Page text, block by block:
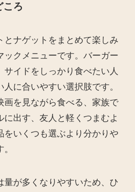
ころ
とナゲットをまとめて楽しみ
ックメニューです。バーガー
サイドをしっかり食べたい人
に合いやすい選択肢です。
画を見ながら食べる、家族で
に出す、友人と軽くつまむよ
をいくつも選ぶより分かりや
量が多くなりやすいため、ひ